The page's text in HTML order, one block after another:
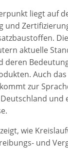
liegt auf
und
aktuelle
deren
Auch das
zur
und
wie
und